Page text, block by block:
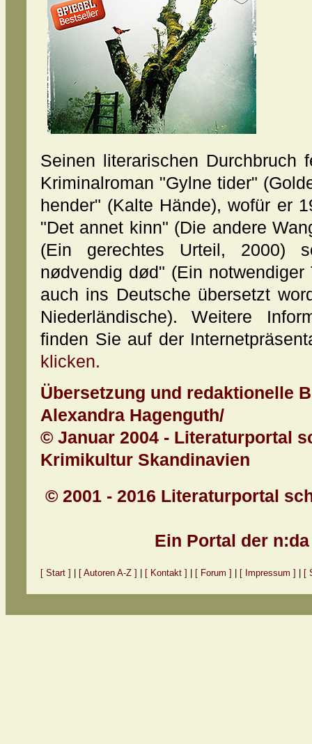
Seinen literarischen Durchbruch
Kriminalroman "Gylne tider"
hender" (Kalte Hände), wofür er
"Det annet kinn" (Die andere
(Ein gerechtes Urteil, 2000)
nødvendig død" (Ein
auch ins Deutsche übersetzt
Niederländische). Weitere
finden Sie auf der
klicken.
Übersetzung und redaktionelle
Alexandra Hagenguth/
© Januar 2004 - Literaturportal
Krimikultur Skandinavien
© 2001 - 2016 Literaturportal
Ein Portal der
[ Start ] [ Autoren A-Z ] [ Kontakt ] [ Forum ] [ Impressum ] [